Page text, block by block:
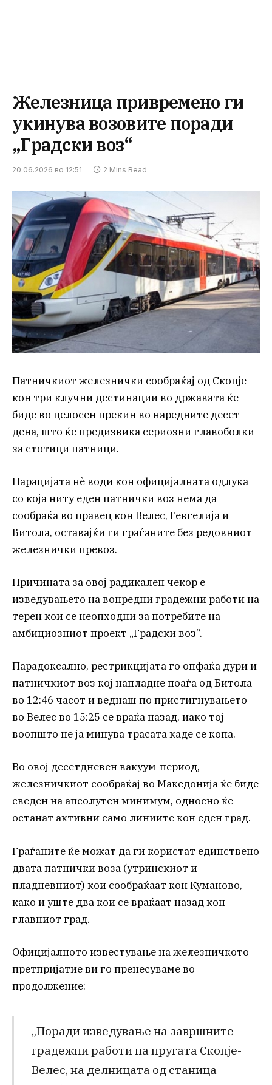
Железница привремено ги
укинува возовите поради
„Градски воз“
20.06.2026 во 12:51 2 Mins Read
Патничкиот железнички сообраќај од Скопје
кон три клучни дестинации во државата ќе
биде во целосен прекин во наредните десет
дена, што ќе предизвика сериозни главоболки
за стотици патници.
Нарацијата нѐ води кон официјалната одлука
со која ниту еден патнички воз нема да
сообраќа во правец кон Велес, Гевгелија и
Битола, оставајќи ги граѓаните без редовниот
железнички превоз.
Причината за овој радикален чекор е
изведувањето на вонредни градежни работи на
терен кои се неопходни за потребите на
амбициозниот проект „Градски воз“.
Парадоксално, рестрикцијата го опфаќа дури и
патничкиот воз кој напладне поаѓа од Битола
во 12:46 часот и веднаш по пристигнувањето
во Велес во 15:25 се враќа назад, иако тој
воопшто не ја минува трасата каде се копа.
Во овој десетдневен вакуум-период,
железничкиот сообраќај во Македонија ќе биде
сведен на апсолутен минимум, односно ќе
останат активни само линиите кон еден град.
Граѓаните ќе можат да ги користат единствено
двата патнички воза (утринскиот и
пладневниот) кои сообраќаат кон Куманово,
како и уште два кои се враќаат назад кон
главниот град.
Официјалното известување на железничкото
претпријатие ви го пренесуваме во
продолжение:
„Поради изведување на завршните
градежни работи на пругата Скопје-
Велес, на делницата од станица